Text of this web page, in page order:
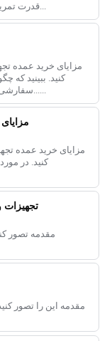
مزایای خرید عمده
کنید. ببینید که
سفارشی‌سازی را افزایش می‌دهد و عملکرد را ساده می‌کند......
کنید. در
مقدمه تصور
مقدمه این را تصور